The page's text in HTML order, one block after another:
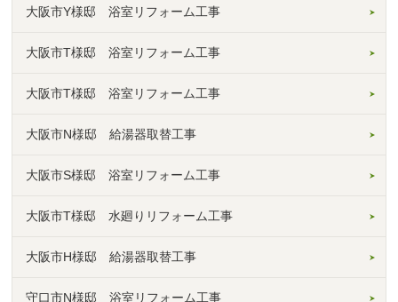
大阪市Y様邸 浴室リフォーム工事
大阪市T様邸 浴室リフォーム工事
大阪市T様邸 浴室リフォーム工事
大阪市N様邸 給湯器取替工事
大阪市S様邸 浴室リフォーム工事
大阪市T様邸 水廻りリフォーム工事
大阪市H様邸 給湯器取替工事
守口市N様邸 浴室リフォーム工事